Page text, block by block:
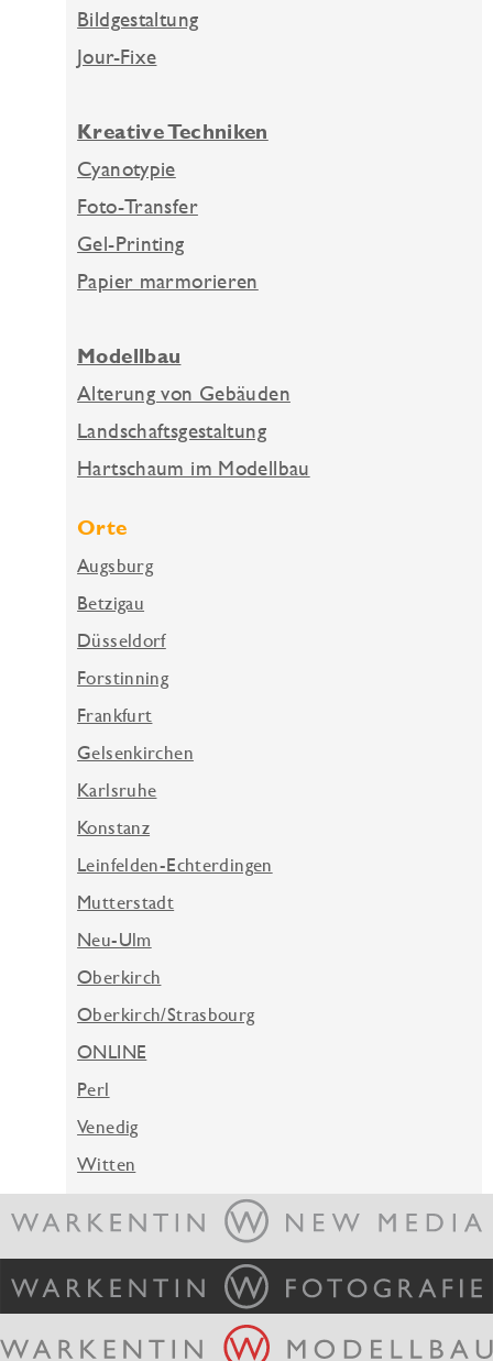
Bildgestaltung
Jour-Fixe
Kreative Techniken
Cyanotypie
Foto-Transfer
Gel-Printing
Papier marmorieren
Modellbau
Alterung von Gebäuden
Landschaftsgestaltung
Hartschaum im Modellbau
Orte
Augsburg
Betzigau
Düsseldorf
Forstinning
Frankfurt
Gelsenkirchen
Karlsruhe
Konstanz
Leinfelden-Echterdingen
Mutterstadt
Neu-Ulm
Oberkirch
Oberkirch/Strasbourg
ONLINE
Perl
Venedig
Witten